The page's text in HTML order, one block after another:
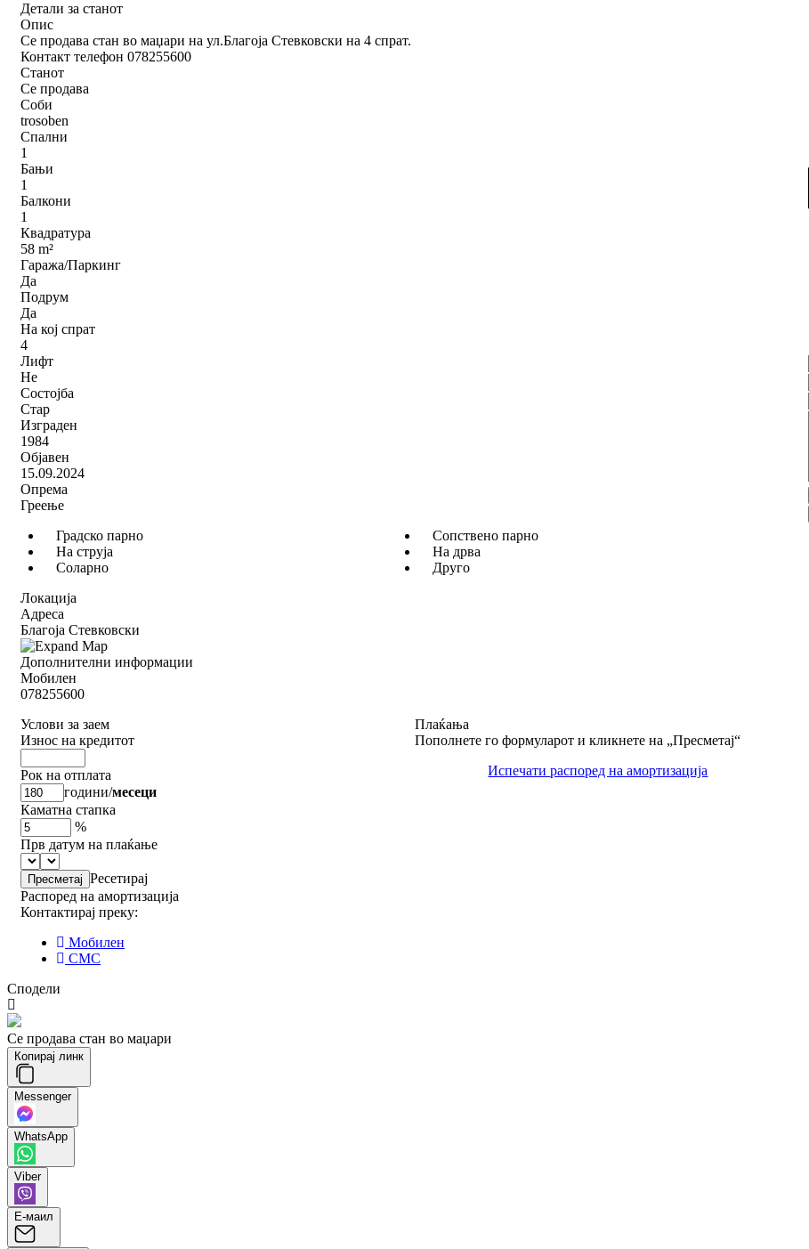
Детали за станот
Опис
Се продава стан во маџари на ул.Благоја Стевковски на 4 спрат.
Контакт телефон 078255600
Станот
Се продава
Соби
trosoben
Спални
1
Бањи
1
Балкони
1
Квадратура
58 m²
Гаража/Паркинг
Да
Подрум
Да
На кој спрат
4
Лифт
Не
Состојба
Стар
Изграден
1984
Објавен
15.09.2024
Опрема
Греење
Градско парно
Сопствено парно
На струја
На дрва
Соларно
Друго
Локација
Адреса
Благоја Стевковски
Дополнителни информации
Мобилен
078255600
Услови за заем
Износ на кредитот
Рок на отплата
години/месеци
Каматна стапка
%
Прв датум на плаќање
Ресетирај
Плаќања
Пополнете го формуларот и кликнете на „Пресметај“
Испечатираспоред на амортизација
Распоред на амортизација
Контактирај преку:
Мобилен
СМС
Сподели
Се продава стан во маџари
Копирај линк
Messenger
WhatsApp
Viber
Е-маил